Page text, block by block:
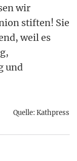
wir
stiften! Sie
weil es
und
Quelle: Kathpress